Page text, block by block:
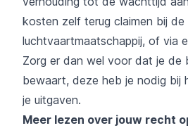
kosten zelf terug claimen bij de
luchtvaartmaatschappij, of via
Zorg er dan wel voor dat je de
bewaart, deze heb je nodig bij
je uitgaven.
Meer lezen over jouw recht